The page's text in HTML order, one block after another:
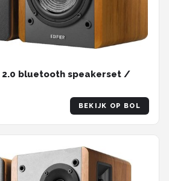
2.0 bluetooth speakerset /
BEKIJK OP BOL